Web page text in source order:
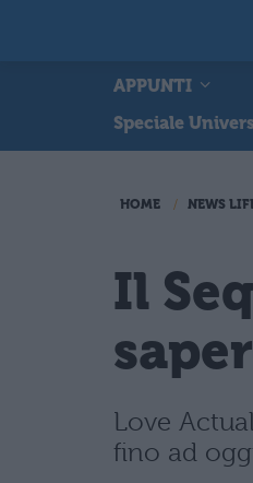
APPUNTI
Speciale
HOME NEWS
Il
Love
fino ad